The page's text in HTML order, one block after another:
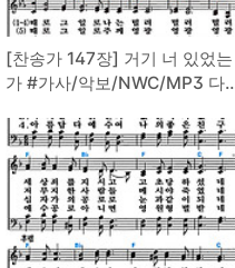
[찬송가 147장] 거기 너 있었는
가 #가사/악보/NWC/MP3 다